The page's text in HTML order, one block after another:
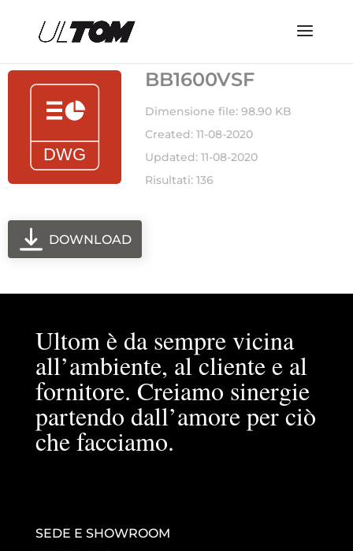
BB1600VSF
Dimensione file: 98.90 KB
Created: 11-08-2020
Updated: 11-08-2020
Risultati: 136
DOWNLOAD
Ultom è da sempre vicina
all’ambiente, al cliente e al
fornitore. Creiamo sinergie
partendo dall’amore per ciò
che facciamo.
SEDE E SHOWROOM